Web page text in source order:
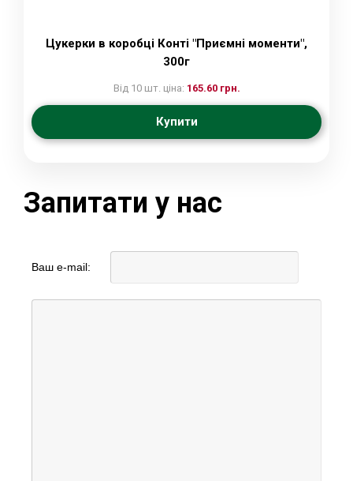
Цукерки в коробці Конті "Приємні моменти",
300г
Від 10 шт. ціна: 165.60 грн.
Купити
Запитати у нас
Ваш e-mail: